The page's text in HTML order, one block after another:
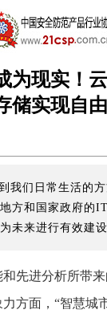
为现实！
储实现自由
我们日常生活的
方和国家政府的
未来进行有效建设
进分析所带来
方面，“智慧城